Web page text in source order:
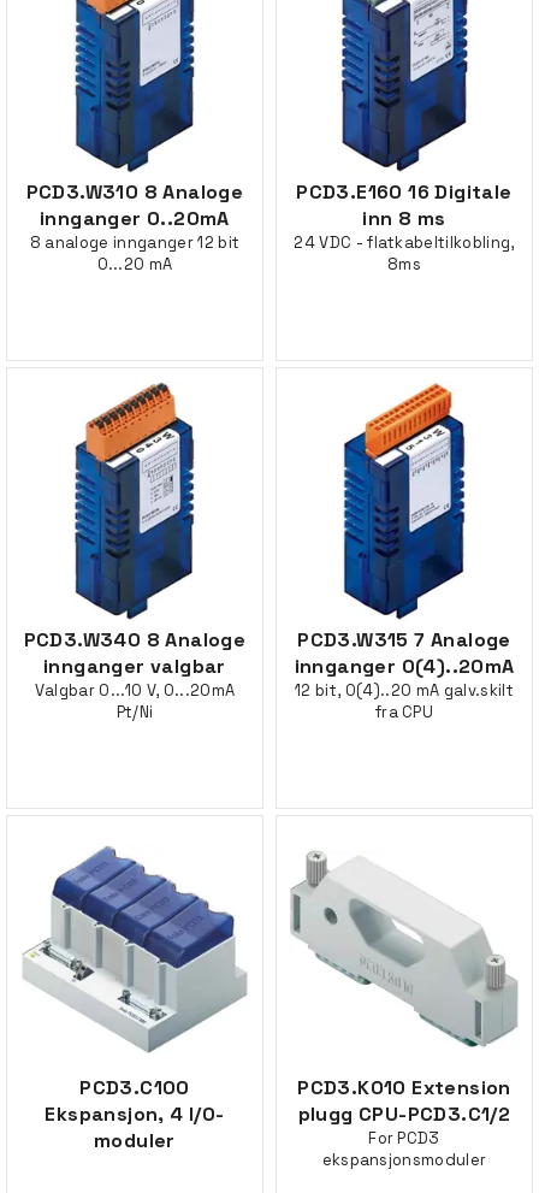
PCD3.W310 8 Analoge
innganger 0..20mA
8 analoge innganger 12 bit
0...20 mA
PCD3.E160 16 Digitale
inn 8 ms
24 VDC - flatkabeltilkobling,
8ms
PCD3.W340 8 Analoge
innganger valgbar
Valgbar 0...10 V, 0...20mA
Pt/Ni
PCD3.W315 7 Analoge
innganger 0(4)..20mA
12 bit, 0(4)..20 mA galv.skilt
fra CPU
PCD3.C100
Ekspansjon, 4 I/O-
moduler
PCD3.K010 Extension
plugg CPU-PCD3.C1/2
For PCD3
ekspansjonsmoduler